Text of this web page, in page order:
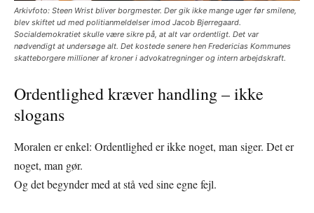
Arkivfoto: Steen Wrist bliver borgmester. Der gik ikke mange uger før smilene,
blev skiftet ud med politianmeldelser imod Jacob Bjerregaard.
Socialdemokratiet skulle være sikre på, at alt var ordentligt. Det var
nødvendigt at undersøge alt. Det kostede senere hen Fredericias Kommunes
skatteborgere millioner af kroner i advokatregninger og intern arbejdskraft.
Ordentlighed kræver handling – ikke
slogans
Moralen er enkel: Ordentlighed er ikke noget, man siger. Det er
noget, man gør.
Og det begynder med at stå ved sine egne fejl.